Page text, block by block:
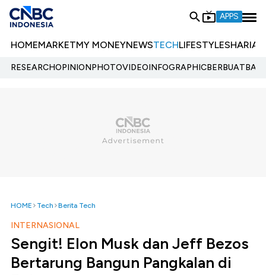
APPS
HOMEMARKETMY MONEYNEWSTECHLIFESTYLESHARIA
RESEARCHOPINIONPHOTOVIDEOINFOGRAPHIC
HOME Tech Berita Tech
INTERNASIONAL
Sengit! Elon Musk dan Jeff Bezos
Bertarung Bangun Pangkalan di